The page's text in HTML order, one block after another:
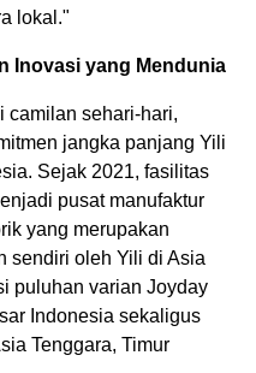
lokal."
Inovasi yang Mendunia
camilan sehari-hari,
jangka panjang Yili
Sejak 2021, fasilitas
pusat manufaktur
yang merupakan
sendiri oleh Yili di Asia
puluhan varian Joyday
Indonesia sekaligus
Tenggara, Timur